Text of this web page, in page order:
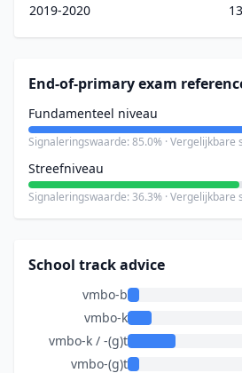
2019-2020
End-of-primary exam
Fundamenteel niveau
Signaleringswaarde: 85.0% · Vergelijkbare
Streefniveau
Signaleringswaarde: 36.3% · Vergelijkbare
School track advice
vmbo-b
vmbo-k
vmbo-k / -(g)t
vmbo-(g)t